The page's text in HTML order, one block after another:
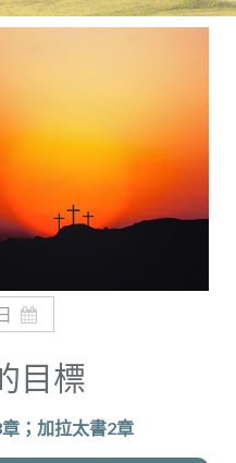
目標
；加拉太書2章